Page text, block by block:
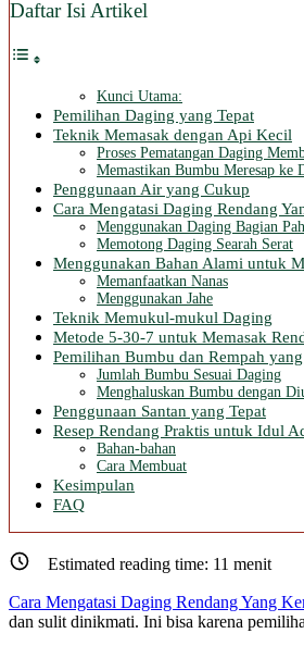
Daftar Isi Artikel
Kunci Utama:
Pemilihan Daging yang Tepat
Teknik Memasak dengan Api Kecil
Proses Pematangan Daging
Memastikan Bumbu Meresap ke
Penggunaan Air yang Cukup
Cara Mengatasi Daging Rendang
Menggunakan Daging Bagian
Memotong Daging Searah Serat
Menggunakan Bahan Alami untuk
Memanfaatkan Nanas
Menggunakan Jahe
Teknik Memukul-mukul Daging
Metode 5-30-7 untuk Memasak
Pemilihan Bumbu dan Rempah
Jumlah Bumbu Sesuai Daging
Menghaluskan Bumbu dengan
Penggunaan Santan yang Tepat
Resep Rendang Praktis untuk Idul
Bahan-bahan
Cara Membuat
Kesimpulan
FAQ
Estimated reading time: 11 menit
Cara Mengatasi Daging Rendang Yang
dan sulit dinikmati. Ini bisa karena